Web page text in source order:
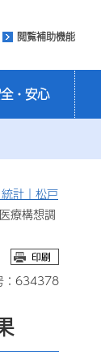
閲覧補助機能
・安心
計｜松戸
療構想調
：634378